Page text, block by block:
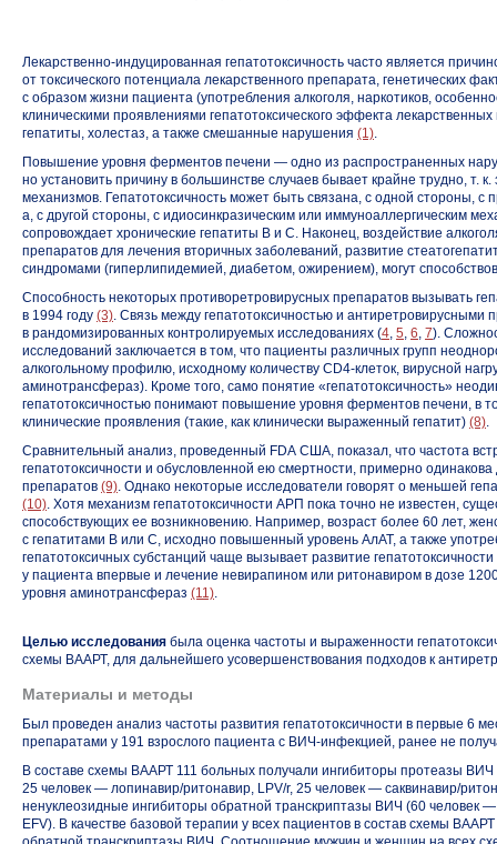
Лекарственно-индуцированная гепатотоксичность часто является
от токсического потенциала лекарственного препарата, генетических
с образом жизни пациента (употребления алкоголя, наркотиков,
клиническими проявлениями гепатотоксического эффекта
гепатиты, холестаз, а также смешанные нарушения (1).
Повышение уровня ферментов печени — одно из распространенных
но установить причину в большинстве случаев бывает крайне трудно, т.
механизмов. Гепатотоксичность может быть связана, с одной стороны,
а, с другой стороны, с идиосинкразическим или иммуноаллергическим
сопровождает хронические гепатиты В и С. Наконец, воздействие
препаратов для лечения вторичных заболеваний, развитие
синдромами (гиперлипидемией, диабетом, ожирением), могут
Способность некоторых противоретровирусных препаратов вызывать
в 1994 году (3). Связь между гепатотоксичностью и антиретровирусными
в рандомизированных контролируемых исследованиях (4, 5, 6, 7).
исследований заключается в том, что пациенты различных групп
алкогольному профилю, исходному количеству CD4-клеток, вирусной
аминотрансфераз). Кроме того, само понятие «гепатотоксичность»
гепатотоксичностью понимают повышение уровня ферментов печени, в
клинические проявления (такие, как клинически выраженный гепатит) (8).
Сравнительный анализ, проведенный FDA США, показал, что частота
гепатотоксичности и обусловленной ею смертности, примерно
препаратов (9). Однако некоторые исследователи говорят о меньшей
(10). Хотя механизм гепатотоксичности АРП пока точно не известен,
способствующих ее возникновению. Например, возраст более 60 лет,
с гепатитами В или С, исходно повышенный уровень АлАТ, а также
гепатотоксичных субстанций чаще вызывает развитие гепатотоксичности
у пациента впервые и лечение невирапином или ритонавиром в дозе
уровня аминотрансфераз (11).
Целью исследования была оценка частоты и выраженности
схемы ВААРТ, для дальнейшего усовершенствования подходов к
Материалы и методы
Был проведен анализ частоты развития гепатотоксичности в первые 6
препаратами у 191 взрослого пациента с ВИЧ-инфекцией, ранее не
В составе схемы ВААРТ 111 больных получали ингибиторы протеазы
25 человек — лопинавир/ритонавир, LPV/r, 25 человек — саквинавир/
ненуклеозидные ингибиторы обратной транскриптазы ВИЧ (60 человек
EFV). В качестве базовой терапии у всех пациентов в состав схемы